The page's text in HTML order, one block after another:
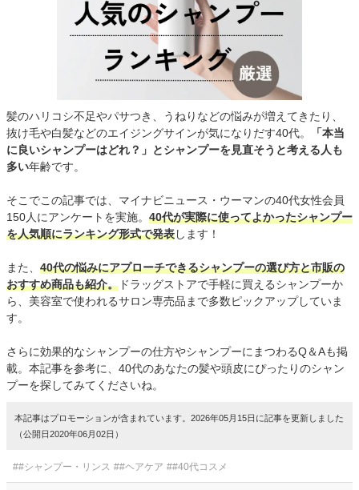
髪のハリコシ不足やパサつき、うねりなどの悩みが増えてきたり、
抜け毛や白髪などのエイジングサインが気になりだす40代。
「本当
に良いシャンプーはどれ？」とシャンプーを見直そうと考える人も
多い年齢です。
そこでこの記事では、マイナビニュース・ウーマンの40代女性会員
150人にアンケートを実施。 40代が実際に使ってよかったシャンプー
を人気順にランキング形式で発表します！
また、 40代の悩みにアプローチできるシャンプーの選び方と市販の
おすすめ商品も紹介。 ドラッグストアで手軽に買えるシャンプーか
ら、美容室で使われるサロン専売品まで多数ピックアップしていま
す。
さらに効果的なシャンプーの仕方やシャンプーにまつわるQ＆Aも掲
載。本記事を参考に、40代のあなたの髪や頭皮にぴったりのシャン
プーを探してみてくださいね。
本記事はプロモーションが含まれています。2026年05月15日に記事を更新しました
（公開日2020年06月02日）
##シャンプー・リンス ##ヘアケア ##40代コスメ